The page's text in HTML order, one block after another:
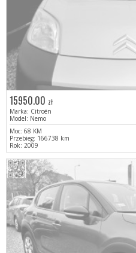
15950.00 zł
Marka: Citroën
Model: Nemo
Moc: 68 KM
Przebieg: 166738 km
Rok: 2009